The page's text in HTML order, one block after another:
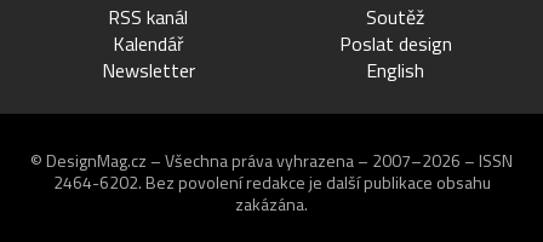
RSS kanál
Kalendář
Newsletter
Soutěž
Poslat design
English
© DesignMag.cz – Všechna práva vyhrazena – 2007–2026 – ISSN
2464-6202. Bez povolení redakce je další publikace obsahu
zakázána.